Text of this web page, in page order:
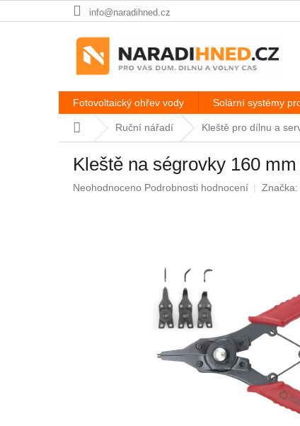
na
info@naradihned.cz
Fotovoltaický ohřev vody Solární systémy
Domů Ruční nářadí Kleště pro dílnu a
Kleště na ségrovky 160
Průměrné
Neohodnoceno Podrobnosti hodnocení Značka: